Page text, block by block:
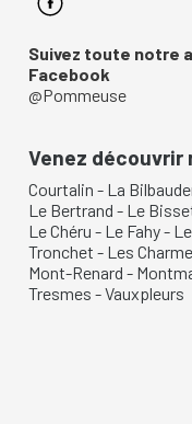
Suivez toute notre
Facebook
@Pommeuse
Venez découvrir
Courtalin - La
Le Bertrand - Le
Le Chéru - Le Fahy-
Tronchet - Les
Mont-Renard -
Tresmes -Vauxpleurs